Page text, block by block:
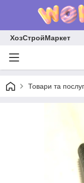
ХозСтройМаркет
Товари та